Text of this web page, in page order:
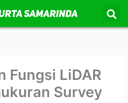
Fungsi LiDAR
Survey